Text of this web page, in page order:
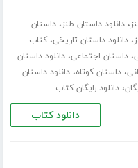
،دانلود داستان طنز،داستان
،دانلود داستان تاریخی،کتاب
،داستان اجتماعی،دانلود داستان
،داستان کوتاه،دانلود داستان
،دانلود رایگان کتاب
دانلود کتاب